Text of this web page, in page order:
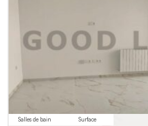
Salles de bain Surface